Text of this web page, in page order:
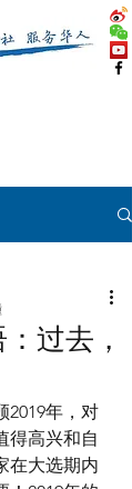
过去，
2019年，对
得高兴和自
在大选期内